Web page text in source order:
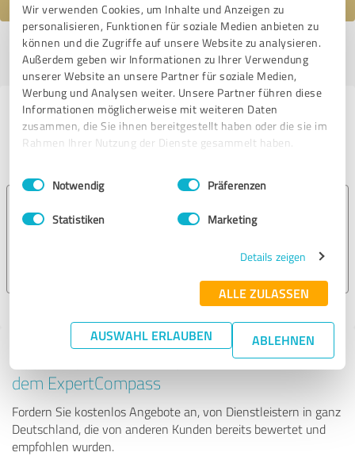
Wir verwenden Cookies, um Inhalte und Anzeigen zu
personalisieren, Funktionen für soziale Medien anbieten zu
können und die Zugriffe auf unsere Website zu analysieren.
Außerdem geben wir Informationen zu Ihrer Verwendung
unserer Website an unsere Partner für soziale Medien,
Werbung und Analysen weiter. Unsere Partner führen diese
Informationen möglicherweise mit weiteren Daten
zusammen, die Sie ihnen bereitgestellt haben oder die sie im
Rahmen Ihrer Nutzung der Dienste gesammelt haben.
Impressum Datenschutzbestimmungen
Einwilligungsauswahl
Notwendig Präferenzen
Statistiken Marketing
Details zeigen
ALLE ZULASSEN
AUSWAHL ERLAUBEN ABLEHNEN
Profil aktiv seit 21.12.2023 |Letzte Aktualisierung: 21.12.2023|Profil
melden
Erfahrungen zu weiteren
Anbietern aus dem Bereich
Tipp: Die passenden Experten finden - mit
dem ExpertCompass
Fordern Sie kostenlos Angebote an, von Dienstleistern in ganz
Deutschland, die von anderen Kunden bereits bewertet und
empfohlen wurden.